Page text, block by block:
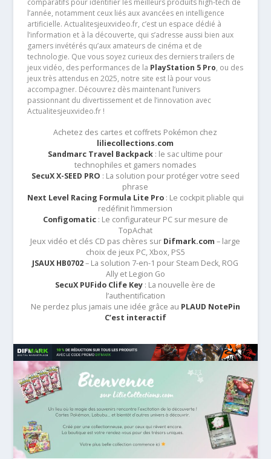
l’année, notamment ceux liés aux avancées en intelligence
artificielle. Actualitesjeuxvideo.fr, c’est un espace dédié à
l’information et à la découverte, qui s’adresse aussi bien aux
gamers invétérés qu’aux amateurs de cinéma et de
technologie. Que vous soyez curieux des derniers trailers de
jeux vidéo, des performances de la PlayStation 5 Pro, ou des
jeux très attendus en 2025, notre site est là pour vous
accompagner. Découvrez dès maintenant l’univers
passionnant du divertissement et de l’innovation avec
Actualitesjeuxvideo.fr !
Achetez des cartes et coffrets Pokémon chez
liliecollections.com
Sandmarc Travel Backpack : le sac ultime pour
technophiles et gamers nomades
SecuX X-SEED PRO : La solution pour protéger votre seed
phrase
Next Level Racing Formula Lite Pro: Le cockpit pliable qui
redéfinit l’immersion
Configomatic: Le configurateur PC sur mesure de
TopAchat
Jeux vidéo et clés CD pas chères sur Difmark.com – large
choix de jeux PC, Xbox, PS5
JSAUX HB0702– La solution 7-en-1 pour Steam Deck, ROG
Ally et Legion Go
SecuX PUFido Clife Key : La nouvelle ère de
l’authentification
Ne perdez plus jamais une idée grâce au PLAUD NotePin
C’est interactif